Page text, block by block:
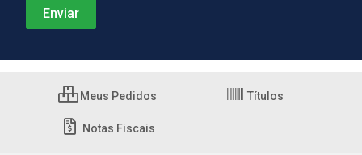
Meus Pedidos Títulos
Notas Fiscais